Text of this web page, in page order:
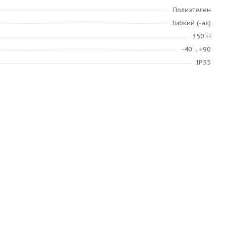
Полиэтелен
Гибкий (-ая)
350 H
-40 ...+90
IP55